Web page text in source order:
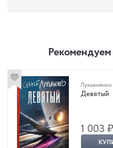
Лукьяненко
Девятый
1 003 ₽